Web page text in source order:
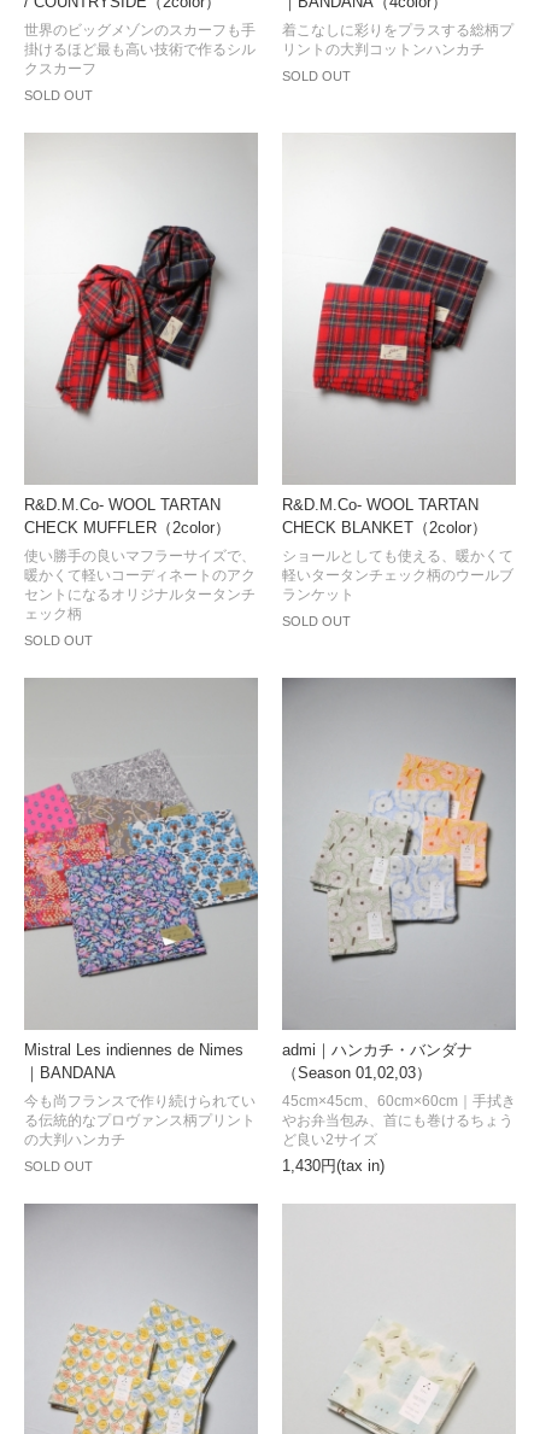
SOLD OUT
世界のビッグメゾンのスカーフも手
掛けるほど最も高い技術で作るシル
クスカーフ
SOLD OUT
着こなしに彩りをプラスする総柄プ
リントの大判コットンハンカチ
R&D.M.Co- WOOL TARTAN
CHECK MUFFLER（2color）
SOLD OUT
使い勝手の良いマフラーサイズで、
暖かくて軽いコーディネートのアク
セントになるオリジナルタータンチ
ェック柄
R&D.M.Co- WOOL TARTAN
CHECK BLANKET（2color）
SOLD OUT
ショールとしても使える、暖かくて
軽いタータンチェック柄のウールブ
ランケット
Mistral Les indiennes de Nimes
｜BANDANA
SOLD OUT
今も尚フランスで作り続けられてい
る伝統的なプロヴァンス柄プリント
の大判ハンカチ
admi｜ハンカチ・バンダナ
（Season 01,02,03）
1,430円(tax in)
45cm×45cm、60cm×60cm｜手拭き
やお弁当包み、首にも巻けるちょう
ど良い2サイズ